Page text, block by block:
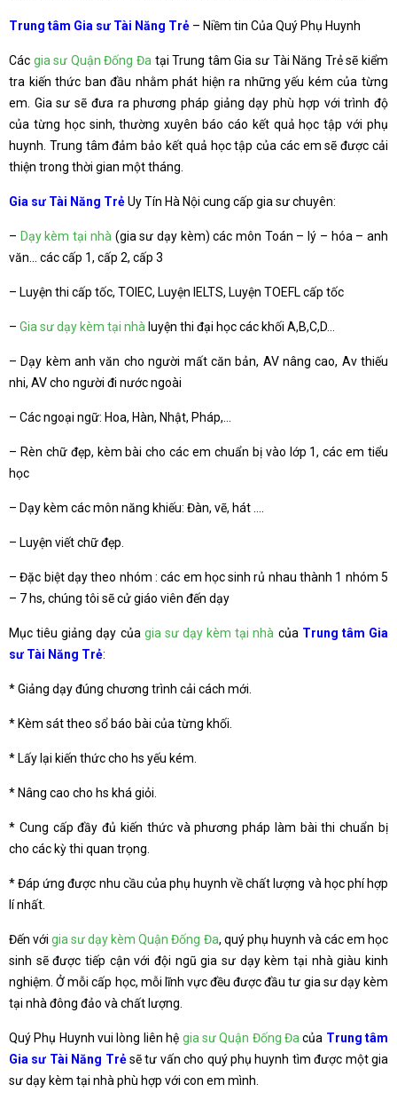
Trung tâm Gia sư Tài Năng Trẻ – Niềm tin Của Quý Phụ Huynh
Các gia sư Quận Đống Đa tại Trung tâm Gia sư Tài Năng Trẻ sẽ kiểm
tra kiến thức ban đầu nhằm phát hiện ra những yếu kém của từng
em. Gia sư sẽ đưa ra phương pháp giảng dạy phù hợp với trình độ
của từng học sinh, thường xuyên báo cáo kết quả học tập với phụ
huynh. Trung tâm đảm bảo kết quả học tập của các em sẽ được cải
thiện trong thời gian một tháng.
Gia sư Tài Năng TrẻUy Tín Hà Nội cung cấp gia sư chuyên:
– Dạy kèm tại nhà (gia sư dạy kèm) các môn Toán – lý – hóa – anh
văn… các cấp 1, cấp 2, cấp 3
– Luyện thi cấp tốc, TOIEC, Luyện IELTS, Luyện TOEFL cấp tốc
– Gia sư dạy kèm tại nhà luyện thi đại học các khối A,B,C,D…
– Dạy kèm anh văn cho người mất căn bản, AV nâng cao, Av thiếu
nhi, AV cho người đi nước ngoài
– Các ngoại ngữ: Hoa, Hàn, Nhật, Pháp,…
– Rèn chữ đẹp, kèm bài cho các em chuẩn bị vào lớp 1, các em tiểu
học
– Dạy kèm các môn năng khiếu: Đàn, vẽ, hát ….
– Luyện viết chữ đẹp.
– Đặc biệt dạy theo nhóm : các em học sinh rủ nhau thành 1 nhóm 5
– 7 hs, chúng tôi sẽ cử giáo viên đến dạy
Mục tiêu giảng dạy của gia sư dạy kèm tại nhà của Trung tâm Gia
sư Tài Năng Trẻ:
* Giảng dạy đúng chương trình cải cách mới.
* Kèm sát theo sổ báo bài của từng khối.
* Lấy lại kiến thức cho hs yếu kém.
* Nâng cao cho hs khá giỏi.
* Cung cấp đầy đủ kiến thức và phương pháp làm bài thi chuẩn bị
cho các kỳ thi quan trọng.
* Đáp ứng được nhu cầu của phụ huynh về chất lượng và học phí hợp
lí nhất.
Đến vớigia sư dạy kèm Quận Đống Đa, quý phụ huynh và các em học
sinh sẽ được tiếp cận với đội ngũ gia sư dạy kèm tại nhà giàu kinh
nghiệm. Ở mỗi cấp học, mỗi lĩnh vực đều được đầu tư gia sư dạy kèm
tại nhà đông đảo và chất lượng.
Quý Phụ Huynh vui lòng liên hệ gia sư Quận Đống Đa của Trung tâm
Gia sư Tài Năng Trẻsẽ tư vấn cho quý phụ huynh tìm được một gia
sư dạy kèm tại nhà phù hợp với con em mình.